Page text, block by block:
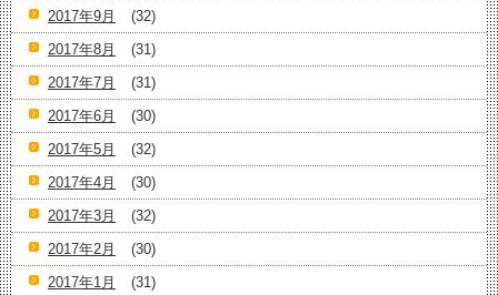
2017年9月
(32)
2017年8月
(31)
2017年7月
(31)
2017年6月
(30)
2017年5月
(32)
2017年4月
(30)
2017年3月
(32)
2017年2月
(30)
2017年1月
(31)